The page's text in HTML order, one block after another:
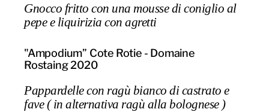
Gnocco fritto con una mousse di coniglio al
pepe e liquirizia con agretti
"Ampodium” Cote Rotie - Domaine
Rostaing 2020
Pappardelle con ragù bianco di castrato e
fave ( in alternativa ragù alla bolognese )